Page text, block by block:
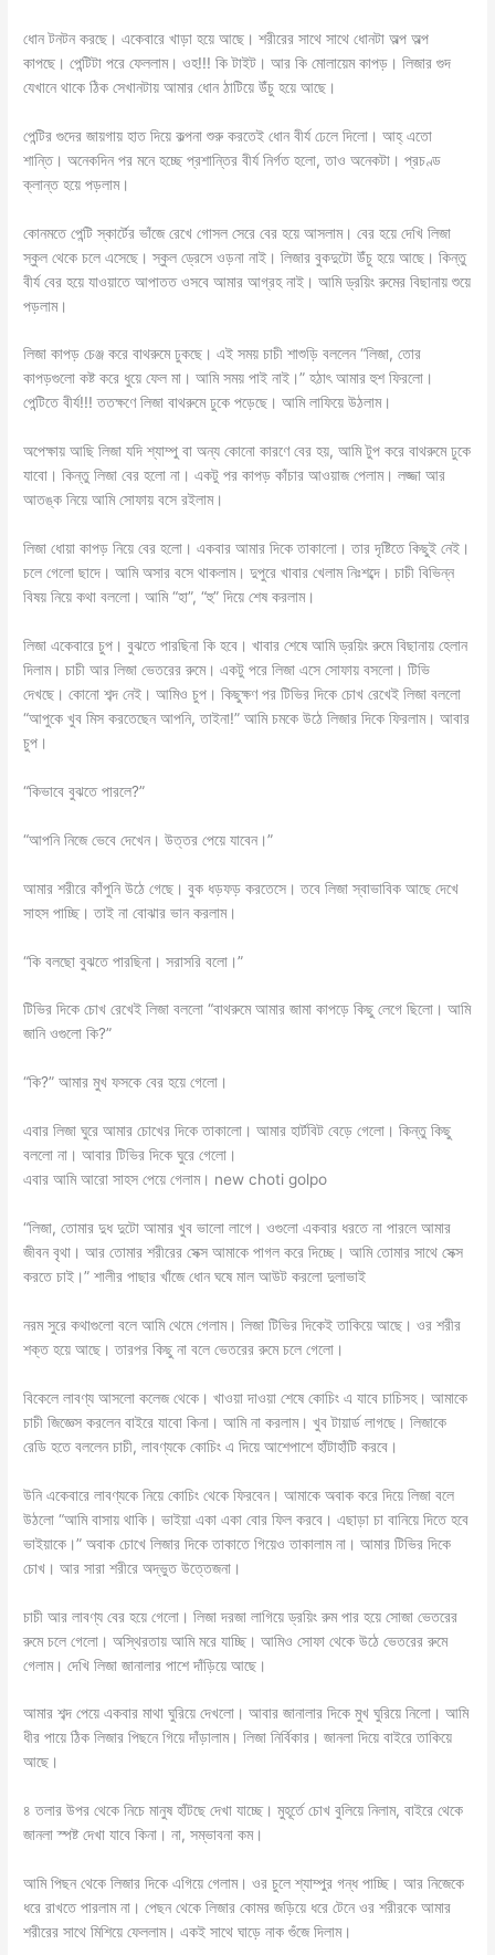
ধোন টনটন করছে। একেবারে খাড়া হয়ে আছে। শরীরের সাথে সাথে ধোনটা অল্প অল্প
কাপছে। পেন্টিটা পরে ফেললাম। ওহ!!! কি টাইট। আর কি মোলায়েম কাপড়। লিজার গুদ
যেখানে থাকে ঠিক সেখানটায় আমার ধোন ঠাটিয়ে উঁচু হয়ে আছে।
পেন্টির গুদের জায়গায় হাত দিয়ে কল্পনা শুরু করতেই ধোন বীর্য ঢেলে দিলো। আহ্ এতো
শান্তি। অনেকদিন পর মনে হচ্ছে প্রশান্তির বীর্য নির্গত হলো, তাও অনেকটা। প্রচণ্ড
ক্লান্ত হয়ে পড়লাম।
কোনমতে পেন্টি স্কার্টের ভাঁজে রেখে গোসল সেরে বের হয়ে আসলাম। বের হয়ে দেখি লিজা
স্কুল থেকে চলে এসেছে। স্কুল ড্রেসে ওড়না নাই। লিজার বুকদুটো উঁচু হয়ে আছে। কিন্তু
বীর্য বের হয়ে যাওয়াতে আপাতত ওসবে আমার আগ্রহ নাই। আমি ড্রয়িং রুমের বিছানায় শুয়ে
পড়লাম।
লিজা কাপড় চেঞ্জ করে বাথরুমে ঢুকছে। এই সময় চাচী শাশুড়ি বললেন “লিজা, তোর
কাপড়গুলো কষ্ট করে ধুয়ে ফেল মা। আমি সময় পাই নাই।” হঠাৎ আমার হুশ ফিরলো।
পেন্টিতে বীর্য!!! ততক্ষণে লিজা বাথরুমে ঢুকে পড়েছে। আমি লাফিয়ে উঠলাম।
অপেক্ষায় আছি লিজা যদি শ্যাম্পু বা অন্য কোনো কারণে বের হয়, আমি টুপ করে বাথরুমে ঢুকে
যাবো। কিন্তু লিজা বের হলো না। একটু পর কাপড় কাঁচার আওয়াজ পেলাম। লজ্জা আর
আতঙ্ক নিয়ে আমি সোফায় বসে রইলাম।
লিজা ধোয়া কাপড় নিয়ে বের হলো। একবার আমার দিকে তাকালো। তার দৃষ্টিতে কিছুই নেই।
চলে গেলো ছাদে। আমি অসার বসে থাকলাম। দুপুরে খাবার খেলাম নিঃশব্দে। চাচী বিভিন্ন
বিষয় নিয়ে কথা বললো। আমি “হা”, “হু” দিয়ে শেষ করলাম।
লিজা একেবারে চুপ। বুঝতে পারছিনা কি হবে। খাবার শেষে আমি ড্রয়িং রুমে বিছানায় হেলান
দিলাম। চাচী আর লিজা ভেতরের রুমে। একটু পরে লিজা এসে সোফায় বসলো। টিভি
দেখছে। কোনো শব্দ নেই। আমিও চুপ। কিছুক্ষণ পর টিভির দিকে চোখ রেখেই লিজা বললো
“আপুকে খুব মিস করতেছেন আপনি, তাইনা!” আমি চমকে উঠে লিজার দিকে ফিরলাম। আবার
চুপ।
“কিভাবে বুঝতে পারলে?”
“আপনি নিজে ভেবে দেখেন। উত্তর পেয়ে যাবেন।”
আমার শরীরে কাঁপুনি উঠে গেছে। বুক ধড়ফড় করতেসে। তবে লিজা স্বাভাবিক আছে দেখে
সাহস পাচ্ছি। তাই না বোঝার ভান করলাম।
“কি বলছো বুঝতে পারছিনা। সরাসরি বলো।”
টিভির দিকে চোখ রেখেই লিজা বললো “বাথরুমে আমার জামা কাপড়ে কিছু লেগে ছিলো। আমি
জানি ওগুলো কি?”
“কি?” আমার মুখ ফসকে বের হয়ে গেলো।
এবার লিজা ঘুরে আমার চোখের দিকে তাকালো। আমার হার্টবিট বেড়ে গেলো। কিন্তু কিছু
বললো না। আবার টিভির দিকে ঘুরে গেলো।
এবার আমি আরো সাহস পেয়ে গেলাম। new choti golpo
“লিজা, তোমার দুধ দুটো আমার খুব ভালো লাগে। ওগুলো একবার ধরতে না পারলে আমার
জীবন বৃথা। আর তোমার শরীরের সেক্স আমাকে পাগল করে দিচ্ছে। আমি তোমার সাথে সেক্স
করতে চাই।” শালীর পাছার খাঁজে ধোন ঘষে মাল আউট করলো দুলাভাই
নরম সুরে কথাগুলো বলে আমি থেমে গেলাম। লিজা টিভির দিকেই তাকিয়ে আছে। ওর শরীর
শক্ত হয়ে আছে। তারপর কিছু না বলে ভেতরের রুমে চলে গেলো।
বিকেলে লাবণ্য আসলো কলেজ থেকে। খাওয়া দাওয়া শেষে কোচিং এ যাবে চাচিসহ। আমাকে
চাচী জিজ্ঞেস করলেন বাইরে যাবো কিনা। আমি না করলাম। খুব টায়ার্ড লাগছে। লিজাকে
রেডি হতে বললেন চাচী, লাবণ্যকে কোচিং এ দিয়ে আশেপাশে হাঁটাহাঁটি করবে।
উনি একেবারে লাবণ্যকে নিয়ে কোচিং থেকে ফিরবেন। আমাকে অবাক করে দিয়ে লিজা বলে
উঠলো “আমি বাসায় থাকি। ভাইয়া একা একা বোর ফিল করবে। এছাড়া চা বানিয়ে দিতে হবে
ভাইয়াকে।” অবাক চোখে লিজার দিকে তাকাতে গিয়েও তাকালাম না। আমার টিভির দিকে
চোখ। আর সারা শরীরে অদ্ভুত উত্তেজনা।
চাচী আর লাবণ্য বের হয়ে গেলো। লিজা দরজা লাগিয়ে ড্রয়িং রুম পার হয়ে সোজা ভেতরের
রুমে চলে গেলো। অস্থিরতায় আমি মরে যাচ্ছি। আমিও সোফা থেকে উঠে ভেতরের রুমে
গেলাম। দেখি লিজা জানালার পাশে দাঁড়িয়ে আছে।
আমার শব্দ পেয়ে একবার মাথা ঘুরিয়ে দেখলো। আবার জানালার দিকে মুখ ঘুরিয়ে নিলো। আমি
ধীর পায়ে ঠিক লিজার পিছনে গিয়ে দাঁড়ালাম। লিজা নির্বিকার। জানলা দিয়ে বাইরে তাকিয়ে
আছে।
৪ তলার উপর থেকে নিচে মানুষ হাঁটছে দেখা যাচ্ছে। মুহূর্তে চোখ বুলিয়ে নিলাম, বাইরে থেকে
জানলা স্পষ্ট দেখা যাবে কিনা। না, সম্ভাবনা কম।
আমি পিছন থেকে লিজার দিকে এগিয়ে গেলাম। ওর চুলে শ্যাম্পুর গন্ধ পাচ্ছি। আর নিজেকে
ধরে রাখতে পারলাম না। পেছন থেকে লিজার কোমর জড়িয়ে ধরে টেনে ওর শরীরকে আমার
শরীরের সাথে মিশিয়ে ফেললাম। একই সাথে ঘাড়ে নাক গুঁজে দিলাম।